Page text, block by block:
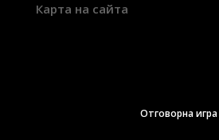
Карта на сайта
Отговорна